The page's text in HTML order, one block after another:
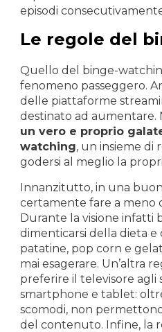
episodi
Le regole del
Quello del binge-
fenomeno passeggero.
delle piattaforme
destinato ad aumentare.
un vero e proprio
watching, un insieme di
godersi al meglio la
Innanzitutto, in una
certamente fare a meno
Durante la visione infatti
dimenticarsi della dieta e
patatine, pop corn e
mai esagerare. Un’altra
preferire il televisore agli
smartphone e tablet:
scomodi, non
del contenuto. Infine, la